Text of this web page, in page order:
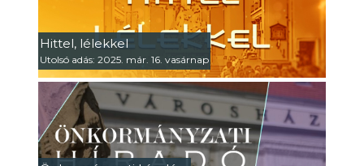
Hittel, lélekkel
Utolsó adás: 2025. már. 16. vasárnap